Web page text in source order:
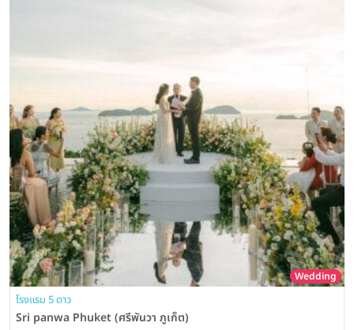
Wedding
โรงแรม 5 ดาว
Sri panwa Phuket (ศรีพันวา ภูเก็ต)